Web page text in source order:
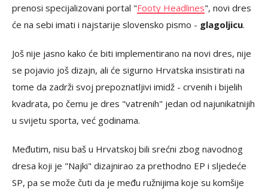
prenosi specijalizovani portal "Footy Headlines", novi dres
će na sebi imati i najstarije slovensko pismo - glagoljicu.
Još nije jasno kako će biti implementirano na novi dres, nije
se pojavio još dizajn, ali će sigurno Hrvatska insistirati na
tome da zadrži svoj prepoznatljivi imidž - crvenih i bijelih
kvadrata, po čemu je dres "vatrenih" jedan od najunikatnijih
u svijetu sporta, već godinama.
Međutim, nisu baš u Hrvatskoj bili srećni zbog navodnog
dresa koji je "Najki" dizajnirao za prethodno EP i sljedeće
SP, pa se može čuti da je među ružnijima koje su komšije